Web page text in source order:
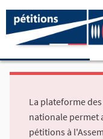
La plateforme
nationale permet
pétitions à